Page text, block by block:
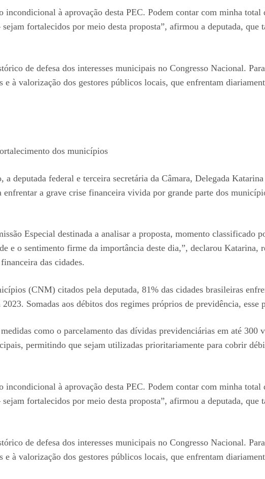
à aprovação desta PEC. Podem contar com minha total
fortalecidos por meio desta proposta”, afirmou a deputada, que
de defesa dos interesses municipais no Congresso Nacional.
à valorização dos gestores públicos locais, que enfrentam
dos municípios
deputada federal e terceira secretária da Câmara, Delegada
a grave crise financeira vivida por grande parte dos
Especial destinada a analisar a proposta, momento classificado
e o sentimento firme da importância deste dia,”, declarou Katarina,
das cidades.
(CNM) citados pela deputada, 81% das cidades brasileiras
Somadas aos débitos dos regimes próprios de previdência, esse
como o parcelamento das dívidas previdenciárias em até 300
permitindo que sejam utilizadas prioritariamente para cobrir
à aprovação desta PEC. Podem contar com minha total
fortalecidos por meio desta proposta”, afirmou a deputada, que
de defesa dos interesses municipais no Congresso Nacional.
à valorização dos gestores públicos locais, que enfrentam